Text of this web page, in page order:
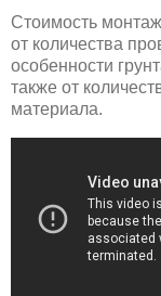
Стоимость
от количества
особенности
также от
материала.